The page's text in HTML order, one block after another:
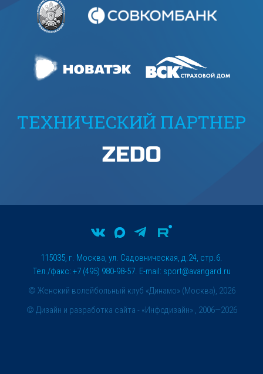
ТЕХНИЧЕСКИЙ ПАРТНЕР
© Женский волейбольный клуб «Динамо» (Москва), 2026
115035, г. Москва, ул. Садовническая, д.24, стр.6.
Тел./факс: +7 (495) 980-98-57. E-mail: sport@avangard.ru
© Дизайн и разработка сайта - «Инфодизайн» , 2006—2026